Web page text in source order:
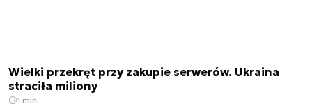
Wielki przekręt przy zakupie serwerów. Ukraina
straciła miliony
1 min.